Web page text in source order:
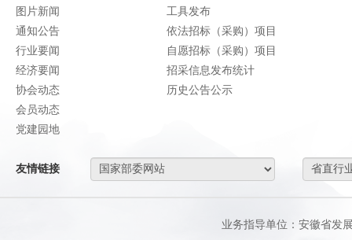
图片新闻
通知公告
行业要闻
经济要闻
协会动态
会员动态
党建园地
工具发布
依法招标（采购）项目
自愿招标（采购）项目
招采信息发布统计
历史公告公示
友情链接
业务指导单位：安徽省发